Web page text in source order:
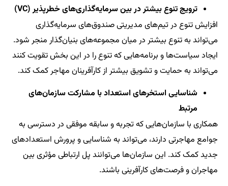
ترویج تنوع بیشتر در بین سرمایه‌گذاری‌های خطرپذیر (VC)
افزایش تنوع در تیم‌های مدیریتی صندوق‌های سرمایه‌گذاری
می‌تواند به تنوع بیشتر در میان مجموعه‌های بنیان‌گذار منجر شود.
ایجاد سیاست‌ها و برنامه‌هایی که تنوع را در این بخش تقویت کنند
می‌تواند به حمایت و تشویق بیشتر از کارآفرینان مهاجر کمک کند.
شناسایی استخرهای استعداد با مشارکت سازمان‌های
مرتبط
همکاری با سازمان‌هایی که تجربه و سابقه موفقی در دسترسی به
جوامع مهاجرتی دارند، می‌تواند به شناسایی و پرورش استعدادهای
جدید کمک کند. این سازمان‌ها می‌توانند پل ارتباطی مؤثری بین
مهاجران و فرصت‌های کارآفرینی باشند.